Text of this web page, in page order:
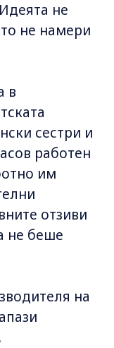
не
не намери
в
сестри и
работен
им
отзиви
не беше
на